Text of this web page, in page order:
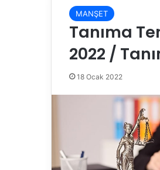
MANŞET
Tanıma
2022 /
18 Ocak 2022